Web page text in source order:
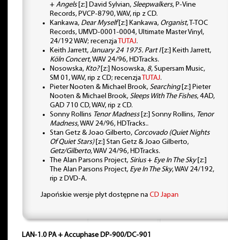
+ Angels[z:] David Sylvian, Sleepwalkers, P-Vine
Records, PVCP-8790, WAV, rip z CD.
Kankawa, Dear Myself[z:] Kankawa, Organist, T-TOC
Records, UMVD-0001-0004, Ultimate Master Vinyl,
24/192 WAV; recenzjaTUTAJ.
Keith Jarrett, January 24 1975. Part I[z:] Keith Jarrett,
Köln Concert, WAV 24/96, HDTracks.
Nosowska, Kto?[z:] Nosowska, 8, Supersam Music,
SM 01, WAV, rip z CD; recenzjaTUTAJ.
Pieter Nooten & Michael Brook, Searching[z:] Pieter
Nooten & Michael Brook, Sleeps With The Fishes, 4AD,
GAD 710 CD, WAV, rip z CD.
Sonny Rollins Tenor Madness[z:] Sonny Rollins, Tenor
Madness, WAV 24/96, HDTracks..
Stan Getz & Joao Gilberto, Corcovado (Quiet Nights
Of Quiet Stars)[z:] Stan Getz & Joao Gilberto,
Getz/Gilberto, WAV 24/96, HDTracks.
The Alan Parsons Project, Sirius+ Eye In The Sky[z:]
The Alan Parsons Project, Eye In The Sky, WAV 24/192,
rip z DVD-A.
Japońskie wersje płyt dostępne na CD Japan
LAN-1.0 PA + Accuphase DP-900/DC-901